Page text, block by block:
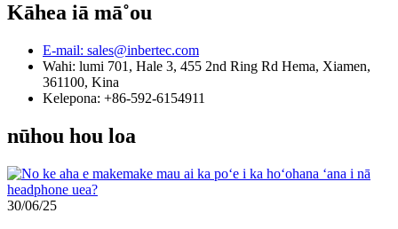
Kāhea iā mā˚ou
E-mail: sales@inbertec.com
Wahi: lumi 701, Hale 3, 455 2nd Ring Rd Hema, Xiamen,
361100, Kina
Kelepona: +86-592-6154911
nūhou hou loa
30/06/25